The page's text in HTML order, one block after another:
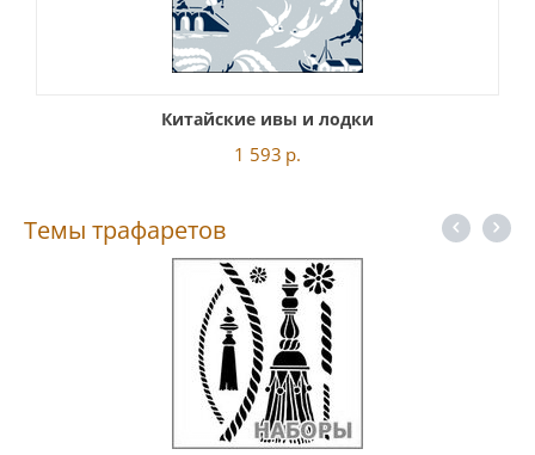
Китайские ивы и лодки
1 593 р.
Темы трафаретов